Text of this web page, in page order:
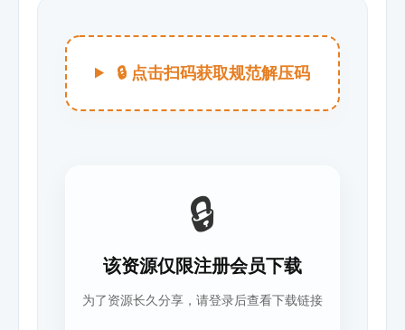
🔒 点击扫码获取规范解压码
🔒
该资源仅限注册会员下载
为了资源长久分享，请登录后查看下载链接